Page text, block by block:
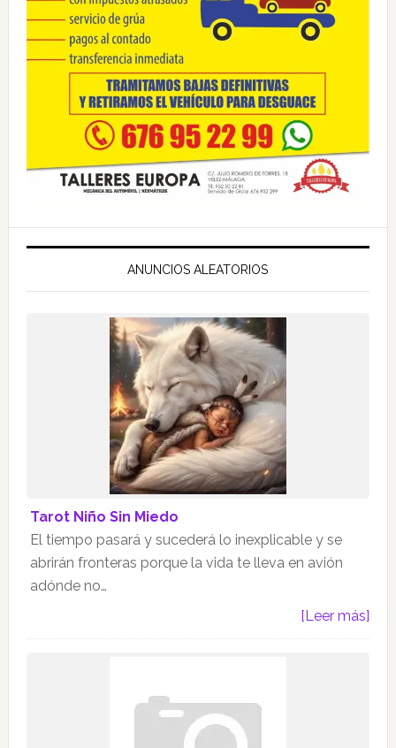
ANUNCIOS ALEATORIOS
Tarot Niño Sin Miedo
El tiempo pasará y sucederá lo inexplicable y se
abrirán fronteras porque la vida te lleva en avión
adónde no…
[Leer más]